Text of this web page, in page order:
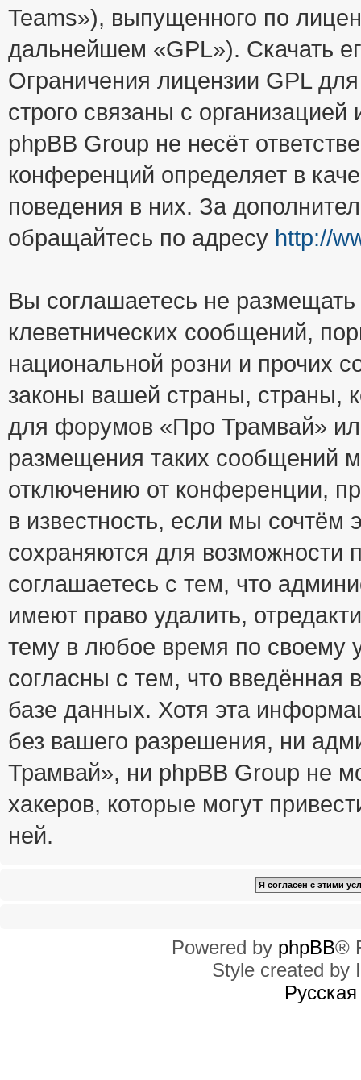
Teams»), выпущенного по
дальнейшем «GPL»). Скачать
Ограничения лицензии GPL
строго связаны с
phpBB Group не несёт
конференций определяет в
поведения в них. За
обращайтесь по адресу http://
Вы соглашаетесь не
клеветнических сообщений,
национальной розни и прочих
законы вашей страны, страны,
для форумов «Про Трамвай»
размещения таких сообщений
отключению от конференции,
в известность, если мы
сохраняются для возможности
соглашаетесь с тем, что
имеют право удалить,
тему в любое время по своему
согласны с тем, что
базе данных. Хотя эта
без вашего разрешения, ни
Трамвай», ни phpBB Group не
хакеров, которые могут
ней.
Powered by phpBB®
Style created by